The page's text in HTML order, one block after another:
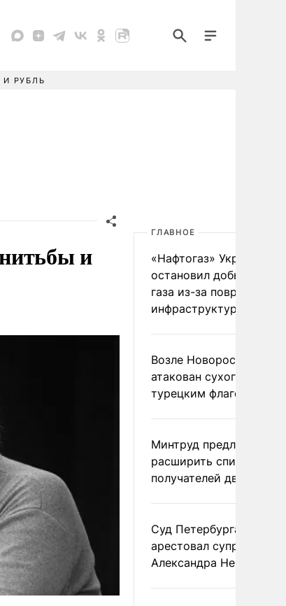
И РУБЛЬ
и
ГЛАВНОЕ
«Нафтогаз» Украины
остановил добычу
газа из-за повреждения
инфраструктуры
Возле Новороссийска
атакован сухогруз под
турецким флагом
Минтруд предложил
расширить список
получателей двух
Суд Петербурга заочно
арестовал супругу
Александра Невзорова